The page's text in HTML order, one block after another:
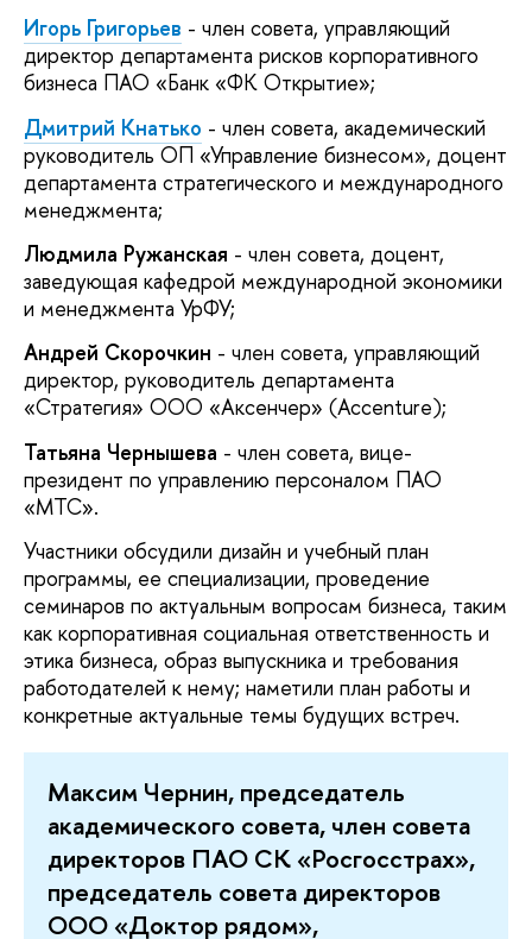
Игорь Григорьев - член совета, управляющий
директор департамента рисков корпоративного
бизнеса ПАО «Банк «ФК Открытие»;
Дмитрий Кнатько - член совета, академический
руководитель ОП «Управление бизнесом», доцент
департамента стратегического и международного
менеджмента;
Людмила Ружанская - член совета, доцент,
заведующая кафедрой международной экономики
и менеджмента УрФУ;
Андрей Скорочкин - член совета, управляющий
директор, руководитель департамента
«Стратегия» ООО «Аксенчер» (Accenture);
Татьяна Чернышева - член совета, вице-
президент по управлению персоналом ПАО
«МТС».
Участники обсудили дизайн и учебный план
программы, ее специализации, проведение
семинаров по актуальным вопросам бизнеса, таким
как корпоративная социальная ответственность и
этика бизнеса, образ выпускника и требования
работодателей к нему; наметили план работы и
конкретные актуальные темы будущих встреч.
Максим Чернин, председатель
академического совета, член совета
директоров ПАО СК «Росгосстрах»,
председатель совета директоров
ООО «Доктор рядом»,